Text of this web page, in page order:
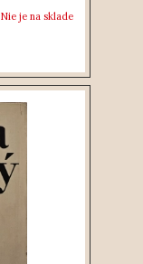
Nie je na sklade